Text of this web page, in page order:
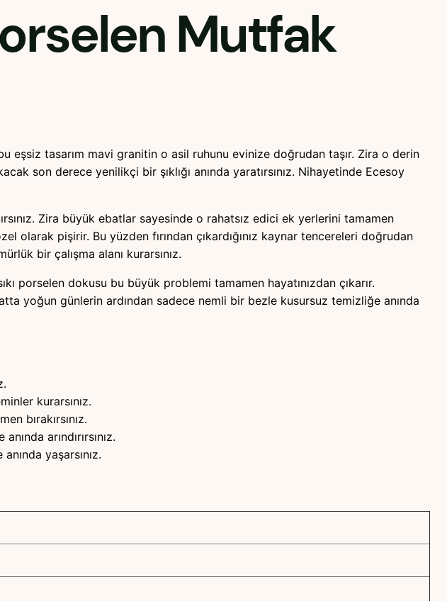
Mutfak
eşsiz tasarım mavi granitin o asil ruhunu evinize doğrudan taşır. Zira o derin
son derece yenilikçi bir şıklığı anında yaratırsınız. Nihayetinde Ecesoy
Zira büyük ebatlar sayesinde o rahatsız edici ek yerlerini tamamen
olarak pişirir. Bu yüzden fırından çıkardığınız kaynar tencereleri doğrudan
bir çalışma alanı kurarsınız.
porselen dokusu bu büyük problemi tamamen hayatınızdan çıkarır.
yoğun günlerin ardından sadece nemli bir bezle kusursuz temizliğe anında
kurarsınız.
bırakırsınız.
arındırırsınız.
yaşarsınız.